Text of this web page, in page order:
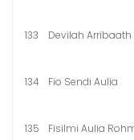
133
Devilah Arribaath
134
Fio Sendi Aulia
135
Fisilmi Aulia